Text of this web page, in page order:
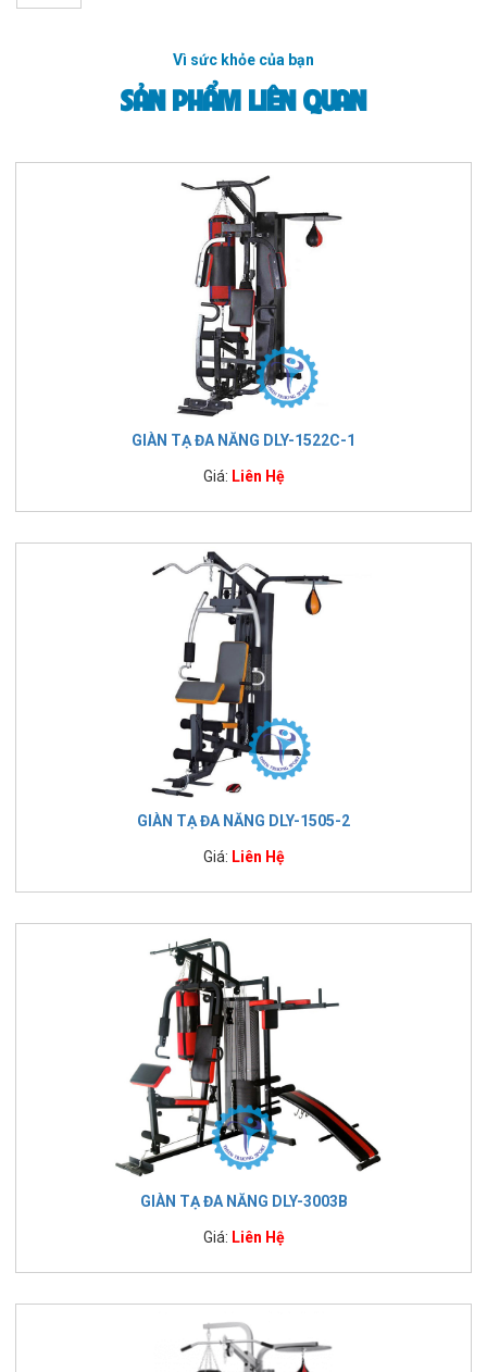
Vì sức khỏe của bạn
SẢN PHẨM LIÊN QUAN
GIÀN TẠ ĐA NĂNG DLY-1522C-1
Giá: Liên Hệ
GIÀN TẠ ĐA NĂNG DLY-1505-2
Giá: Liên Hệ
GIÀN TẠ ĐA NĂNG DLY-3003B
Giá: Liên Hệ